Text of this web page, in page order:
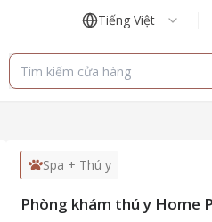
Tiếng Việt
Spa + Thú y
Phòng khám thú y Home